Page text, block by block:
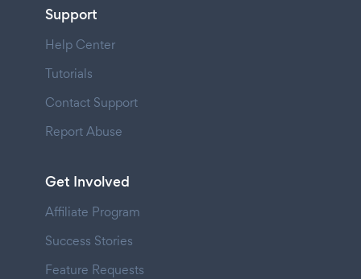
Support
Help Center
Tutorials
Contact Support
Report Abuse
Get Involved
Affiliate Program
Success Stories
Feature Requests